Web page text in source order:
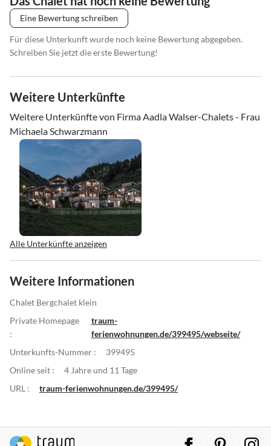
Eine Bewertung schreiben
Für diese Unterkunft wurde noch keine Bewertung abgegeben.
Schreiben Sie jetzt die erste Bewertung!
Weitere Unterkünfte
Weitere Unterkünfte von Firma Aadla Walser-Chalets - Frau
Michaela Schwarzmann
Alle Unterkünfte anzeigen
Weitere Informationen
Chalet Bergchalet klein
Private Homepage
:
traum-
ferienwohnungen.de/399495/webseite/
Unterkunfts-Nummer :
399495
Online seit :
4 Jahre und 11 Tage
URL :
traum-ferienwohnungen.de/399495/